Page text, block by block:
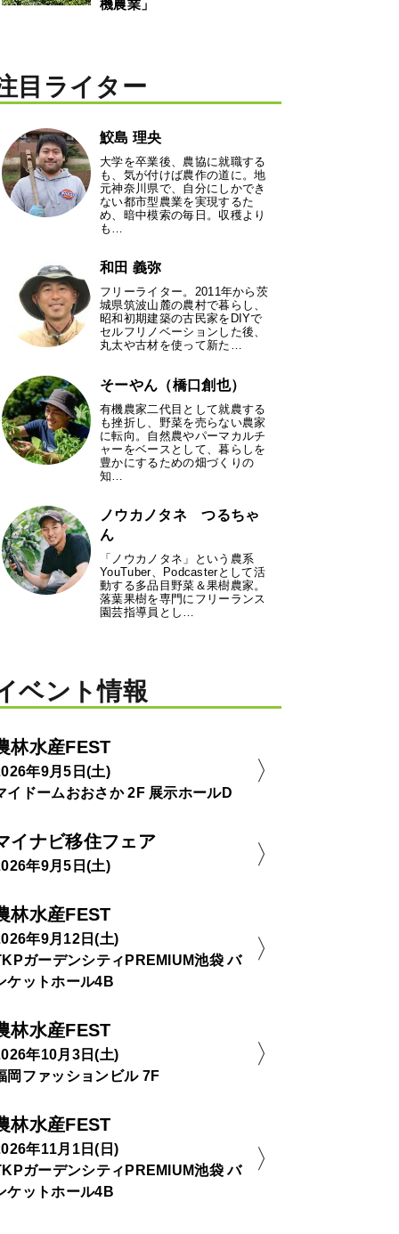
機農業」
目ライター
鮫島 理央
大学を卒業後、農協に就職する
も、気が付けば農作の道に。地
元神奈川県で、自分にしかでき
ない都市型農業を実現するた
め、暗中模索の毎日。収穫より
も…
和田 義弥
フリーライター。2011年から茨
城県筑波山麓の農村で暮らし、
昭和初期建築の古民家をDIYで
セルフリノベーションした後、
丸太や古材を使って新た…
そーやん（橋口創也）
有機農家二代目として就農する
も挫折し、野菜を売らない農家
に転向。自然農やパーマカルチ
ャーをベースとして、暮らしを
豊かにするための畑づくりの
知…
ノウカノタネ つるちゃ
ん
「ノウカノタネ」という農系
YouTuber、Podcasterとして活
動する多品目野菜＆果樹農家。
落葉果樹を専門にフリーランス
園芸指導員とし…
ベント情報
林水産FEST
年9月5日(土)
イドームおおさか 2F 展示ホールD
イナビ移住フェア
年9月5日(土)
林水産FEST
年9月12日(土)
ガーデンシティPREMIUM池袋 バ
ケットホール4B
林水産FEST
年10月3日(土)
岡ファッションビル 7F
林水産FEST
年11月1日(日)
ガーデンシティPREMIUM池袋 バ
ケットホール4B